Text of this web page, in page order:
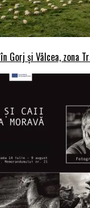
Gorj și Vâlcea, zona